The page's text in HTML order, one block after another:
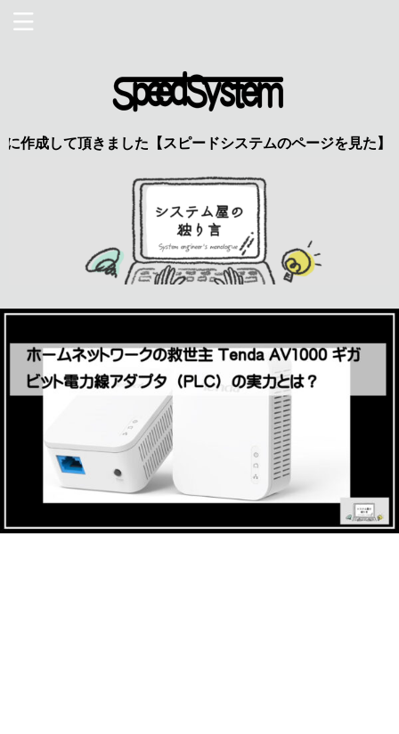
ました【スピードシステムのページを見た】で特典あり